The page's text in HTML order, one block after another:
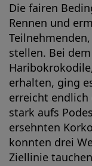
Die fairen
Rennen und
stellen. Bei
erhalten, ging
erreicht endlich
stark aufs
ersehnten
konnten drei
Ziellinie